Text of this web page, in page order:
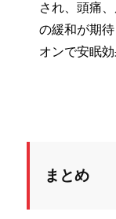
され、頭痛
の緩和が期
オンで安眠効
まとめ